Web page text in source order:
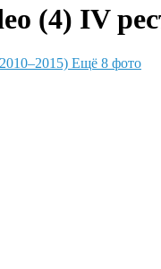
(4) IV
Ещё 8 фото